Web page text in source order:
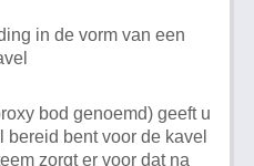
in de vorm van een
bod genoemd) geeft u
bent voor de kavel
zorgt er voor dat na